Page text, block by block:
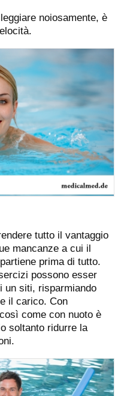
noiosamente, è
tutto il vantaggio
mancanze a cui il
prima di tutto.
possono esser
un siti, risparmiando
il carico. Con
come con nuoto è
soltanto ridurre la